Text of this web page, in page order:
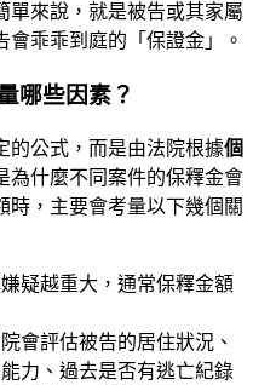
單來說，就是被告或其家屬
乖乖到庭的「保證金」。
哪些因素？
的公式，而是由法院根據個
為什麼不同案件的保釋金會
時，主要會考量以下幾個關
嫌疑越重大，通常保釋金額
院會評估被告的居住狀況、
力、過去是否有逃亡紀錄